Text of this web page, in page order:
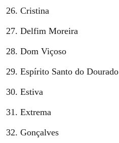
Cristina
Delfim Moreira
Dom Viçoso
Espírito Santo do Dourado
Estiva
Extrema
Gonçalves